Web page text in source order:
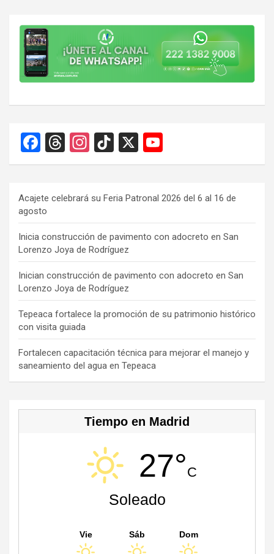
F
a
b
o
o
k
T
hr
a
d
s
In
st
gr
a
m
Ti
k
o
k
X
o
T
u
b
e
C
h
a
n
n
el
Acajete celebrará su Feria Patronal 2026 del 6 al 16 de
agosto
Inicia construcción de pavimento con adocreto en San
Lorenzo Joya de Rodríguez
Inician construcción de pavimento con adocreto en San
Lorenzo Joya de Rodríguez
Tepeaca fortalece la promoción de su patrimonio histórico
con visita guiada
Fortalecen capacitación técnica para mejorar el manejo y
saneamiento del agua en Tepeaca
Tiempo en Madrid
27°C
Soleado
Vie Sáb Dom